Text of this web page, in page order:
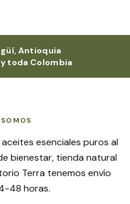
Antioquia
y toda Colombia
esenciales puros al
bienestar, tienda natural
Terra tenemos envío
48 horas.